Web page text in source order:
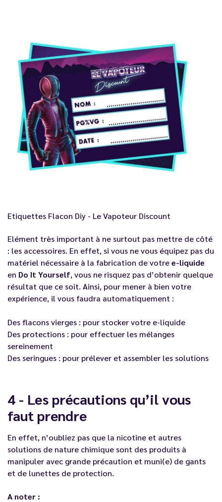
Etiquettes Flacon Diy - Le Vapoteur Discount
Elément très important à ne surtout pas mettre de côté
: les accessoires. En effet, si vous ne vous équipez pas du
matériel nécessaire à la fabrication de votree-liquide
en Do It Yourself, vous ne risquez pas d’obtenir quelque
résultat que ce soit. Ainsi, pour mener à bien votre
expérience, il vous faudra automatiquement :
Des flacons vierges : pour stocker votre e-liquide
Des protections : pour effectuer les mélanges
sereinement
Des seringues : pour prélever et assembler les solutions
4 - Les précautions qu’il vous
faut prendre
En effet, n’oubliez pas que la nicotine et autres
solutions de nature chimique sont des produits à
manipuler avec grande précaution et muni(e) de gants
et de lunettes de protection.
A noter :